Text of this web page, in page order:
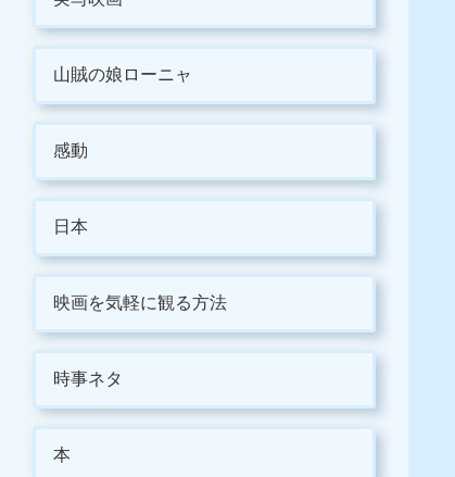
山賊の娘ローニャ
感動
日本
映画を気軽に観る方法
時事ネタ
本